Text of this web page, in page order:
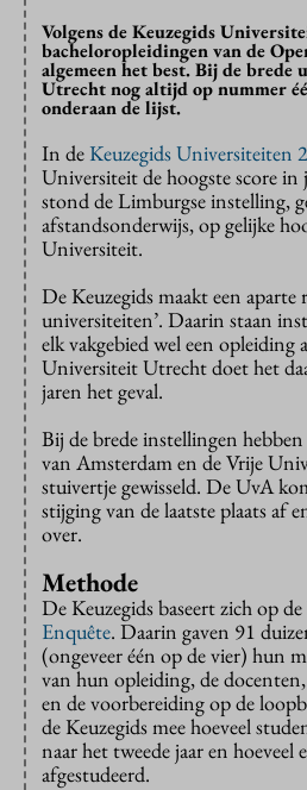
Volgens de Keuzegids
bacheloropleidingen van de
algemeen het best. Bij de brede
Utrecht nog altijd op nummer
onderaan de lijst.
In deKeuzegids Universiteiten
Universiteit de hoogste score in
stond de Limburgse instelling,
afstandsonderwijs, op gelijke
Universiteit.
De Keuzegids maakt een aparte
universiteiten’. Daarin staan
elk vakgebied wel een opleiding
Universiteit Utrecht doet het
jaren het geval.
Bij de brede instellingen
van Amsterdam en de Vrije
stuivertje gewisseld. De UvA
stijging van de laatste plaats af
over.
Methode
De Keuzegids baseert zich op de
Enquête. Daarin gaven 91
(ongeveer één op de vier) hun
van hun opleiding, de
en de voorbereiding op de
de Keuzegids mee hoeveel
naar het tweede jaar en
afgestudeerd.